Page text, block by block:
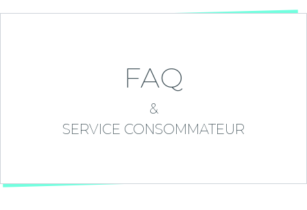
FAQ
&
SERVICE CONSOMMATEUR